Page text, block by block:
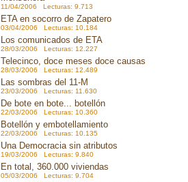
11/04/2006 Lecturas: 9.713
ETA en socorro de Zapatero
03/04/2006 Lecturas: 10.184
Los comunicados de ETA
28/03/2006 Lecturas: 12.227
Telecinco, doce meses doce causas
28/03/2006 Lecturas: 12.489
Las sombras del 11-M
23/03/2006 Lecturas: 11.630
De bote en bote... botellón
22/03/2006 Lecturas: 10.360
Botellón y embotellamiento
22/03/2006 Lecturas: 10.135
Una Democracia sin atributos
19/03/2006 Lecturas: 9.840
En total, 360.000 viviendas
05/03/2006 Lecturas: 9.704